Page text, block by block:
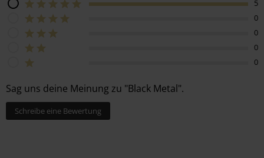
5
0
0
0
0
Sag uns deine Meinung zu "Black Metal".
Schreibe eine Bewertung